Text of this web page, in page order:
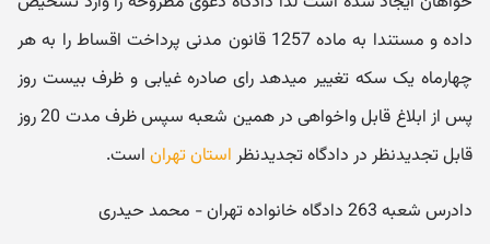
داده و مستندا به ماده 1257 قانون مدنی پرداخت اقساط را به هر
چهارماه یک سکه تغییر میدهد رای صادره غیابی و ظرف بیست روز
پس از ابلاغ قابل واخواهی در همین شعبه سپس ظرف مدت 20 روز
قابل تجدیدنظر در دادگاه تجدیدنظر استان تهران است.
دادرس شعبه 263 دادگاه خانواده تهران - محمد حیدری